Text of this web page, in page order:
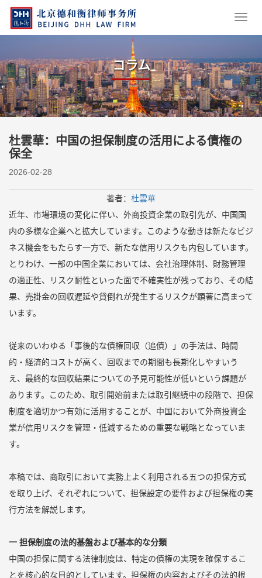
コラム
杜雲華：中国の担保制度の活用による債権の
保全
2026-02-28
著者： 杜雲華
近年、市場環境の変化に伴い、外商投資企業の取引先が、中国国
内の多様な企業へと拡大しています。このような動きは新たなビジ
ネス機会をもたらす一方で、新たな信用リスクも内包しています。
とりわけ、一部の中国企業においては、会社治理体制、財務管理
の適正性、リスク耐性といった面で不確実性が残っており、その結
果、売掛金の回収遅延や貸倒れが発生するリスクが顕著に高まって
います。
従来のいわゆる「事後的な債権回収（追債）」の手法は、時間
的・経済的コストが高く、回収までの期間も長期化しやすいう
え、最終的な回収結果についての予見可能性が低いという課題が
あります。このため、取引開始前または取引継続中の段階で、担保
制度を適切かつ有効に活用することが、中国において外商投資企
業が信用リスクを管理・低減するための重要な戦略となっていま
す。
本稿では、商取引において実務上よく利用される五つの担保方式
を取り上げ、それぞれについて、担保設定の要件および担保権の実
行方法を解説します。
一 担保制度の法的基盤および基本的な分類
中国の担保に関する法律制度は、特定の債権の実現を確保するこ
とを核心的な目的としています。担保権の内容およびその法的根